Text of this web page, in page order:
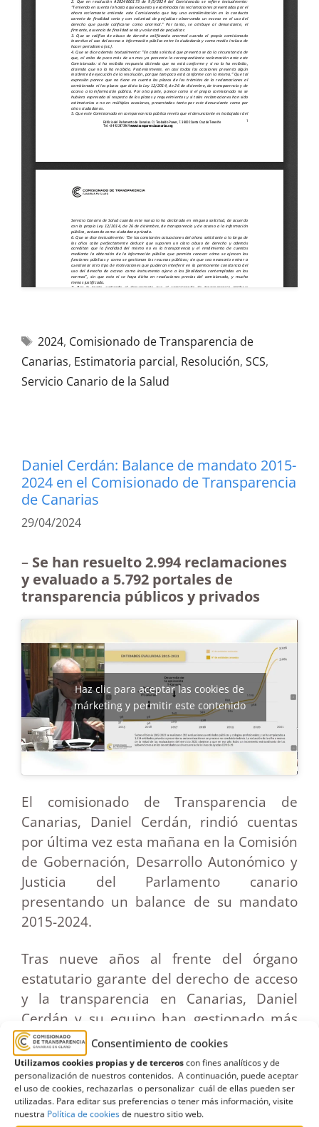
Consentimiento de cookies
Utilizamos cookies propias y de terceroscon fines analíticos y de
personalización de nuestros contenidos. A continuación, puede aceptar
el uso de cookies, rechazarlas o personalizar cuál de ellas pueden ser
utilizadas. Para editar sus preferencias o tener más información, visite
nuestra Política de cookiesde nuestro sitio web.
2024, Comisionado de Transparencia de
Canarias, Estimatoria parcial, Resolución, SCS,
Servicio Canario de la Salud
Daniel Cerdán: Balance de mandato 2015-
2024 en el Comisionado de Transparencia
de Canarias
29/04/2024
– Se han resuelto 2.994 reclamaciones
y evaluado a 5.792 portales de
transparencia públicos y privados
Haz clic para aceptar las cookies de
márketing y permitir este contenido
El comisionado de Transparencia de
Canarias, Daniel Cerdán, rindió cuentas
por última vez esta mañana en la Comisión
de Gobernación, Desarrollo Autonómico y
Justicia del Parlamento canario
presentando un balance de su mandato
2015-2024.
Tras nueve años al frente del órgano
estatutario garante del derecho de acceso
y la transparencia en Canarias, Daniel
Cerdán y su equipo han gestionado más
de 25.000 expedientes y otras actuaciones,
entre las que destacan la resolución de
2.994 expedientes de reclamaciones por
derecho de acceso de los ciudadanos
contra las administraciones públicas y la